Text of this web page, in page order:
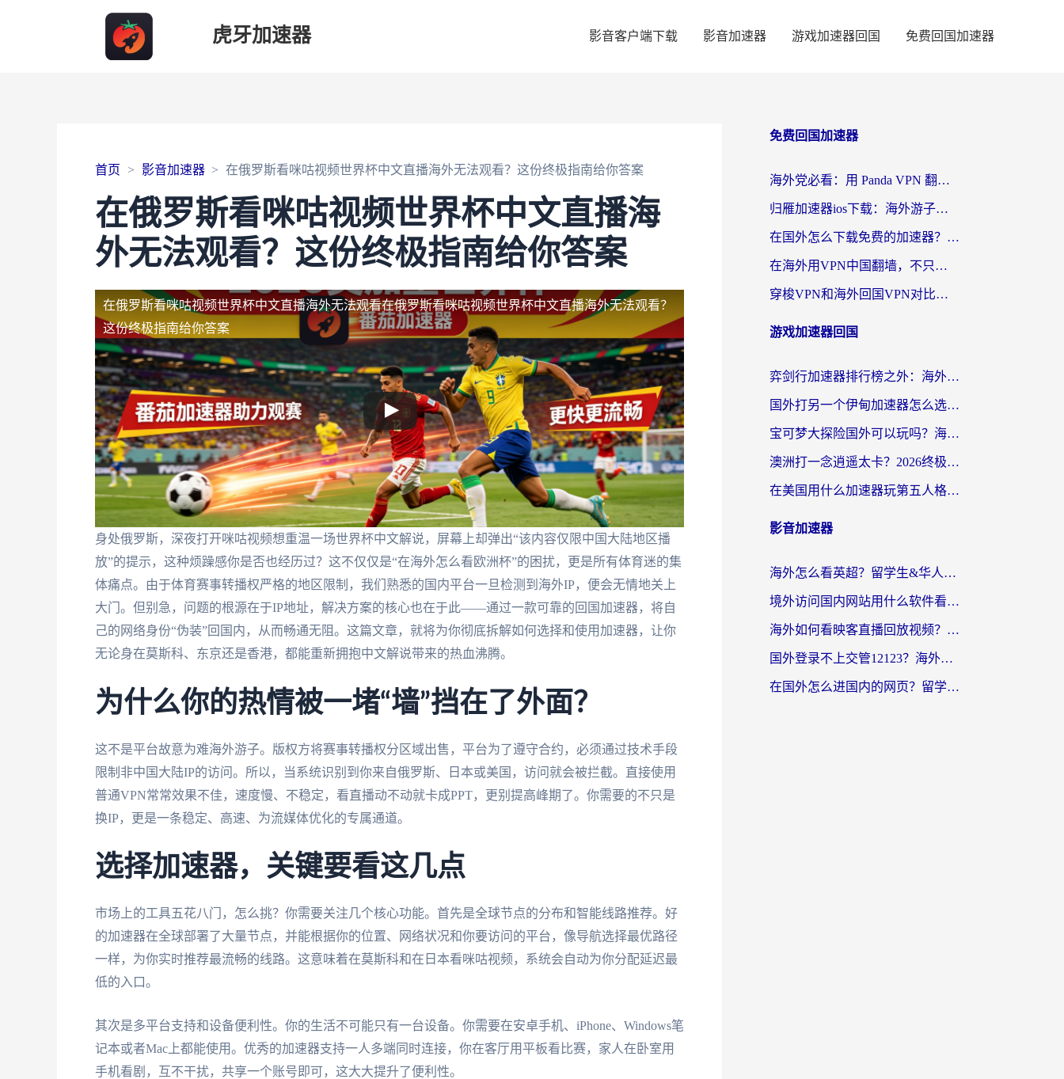
虎牙加速器 影音客户端下载 影音加速器 游戏加速器回国 免费回国加速器
首页 影音加速器 在俄罗斯看咪咕视频世界杯中文直播海外无法观看？这份终极指南给你答案
在俄罗斯看咪咕视频世界杯中文直播海
外无法观看？这份终极指南给你答案
在俄罗斯看咪咕视频世界杯中文直播海外无法观看在俄罗斯看咪咕视频世界杯中文直播海外无法观看？
这份终极指南给你答案
身处俄罗斯，深夜打开咪咕视频想重温一场世界杯中文解说，屏幕上却弹出“该内容仅限中国大陆地区播
放”的提示，这种烦躁感你是否也经历过？这不仅仅是“在海外怎么看欧洲杯”的困扰，更是所有体育迷的集
体痛点。由于体育赛事转播权严格的地区限制，我们熟悉的国内平台一旦检测到海外IP，便会无情地关上
大门。但别急，问题的根源在于IP地址，解决方案的核心也在于此——通过一款可靠的回国加速器，将自
己的网络身份“伪装”回国内，从而畅通无阻。这篇文章，就将为你彻底拆解如何选择和使用加速器，让你
无论身在莫斯科、东京还是香港，都能重新拥抱中文解说带来的热血沸腾。
为什么你的热情被一堵“墙”挡在了外面？
这不是平台故意为难海外游子。版权方将赛事转播权分区域出售，平台为了遵守合约，必须通过技术手段
限制非中国大陆IP的访问。所以，当系统识别到你来自俄罗斯、日本或美国，访问就会被拦截。直接使用
普通VPN常常效果不佳，速度慢、不稳定，看直播动不动就卡成PPT，更别提高峰期了。你需要的不只是
换IP，更是一条稳定、高速、为流媒体优化的专属通道。
选择加速器，关键要看这几点
市场上的工具五花八门，怎么挑？你需要关注几个核心功能。首先是全球节点的分布和智能线路推荐。好
的加速器在全球部署了大量节点，并能根据你的位置、网络状况和你要访问的平台，像导航选择最优路径
一样，为你实时推荐最流畅的线路。这意味着在莫斯科和在日本看咪咕视频，系统会自动为你分配延迟最
低的入口。
其次是多平台支持和设备便利性。你的生活不可能只有一台设备。你需要在安卓手机、iPhone、Windows笔
记本或者Mac上都能使用。优秀的加速器支持一人多端同时连接，你在客厅用平板看比赛，家人在卧室用
手机看剧，互不干扰，共享一个账号即可，这大大提升了便利性。
免费回国加速器
海外党必看：用 Panda VPN 翻墙回国，轻松解决国内资源访问难题——附热门加速器对比
归雁加速器ios下载：海外游子的数字归乡路
在国外怎么下载免费的加速器？2026实用指南：从选择到使用，让你无缝刷国内剧玩国服游戏
在海外用VPN中国翻墙，不只是为了看剧那么简单
穿梭VPN和海外回国VPN对比哪个回国效果更好？留学生亲测5款加速器后告诉你答案
游戏加速器回国
弈剑行加速器排行榜之外：海外玩家畅玩国服游戏的终极选择指南
国外打另一个伊甸加速器怎么选？老玩家亲测的避坑指南
宝可梦大探险国外可以玩吗？海外党国服游戏畅玩全攻略（附加速器选择秘籍）
澳洲打一念逍遥太卡？2026终极加速器指南：从延迟到流畅的蜕变
在美国用什么加速器玩第五人格好？海外党亲测有效的国服游戏加速指南
影音加速器
海外怎么看英超？留学生&华人必备：用对加速器，同步国内赛事直播无压力
境外访问国内网站用什么软件看？留学生亲测：这才是解决地域限制的正确打开方式
海外如何看映客直播回放视频？这篇攻略帮你告别卡顿与地域限制
国外登录不上交管12123？海外华人必看：无缝访问国内资源的实用指南
在国外怎么进国内的网页？留学生亲测有效的回国加速器选择指南